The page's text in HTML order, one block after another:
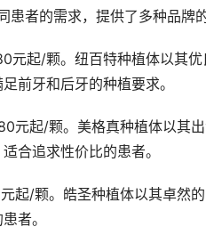
患者的需求，提供了多种品牌
前牙和后牙的种植要求。
合追求性价比的患者。
者。